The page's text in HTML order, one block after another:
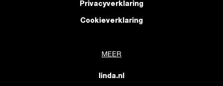
Privacyverklaring
Cookieverklaring
MEER
linda.nl